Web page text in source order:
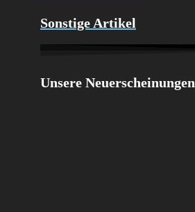
Sonstige Artikel
Unsere Neuerscheinungen